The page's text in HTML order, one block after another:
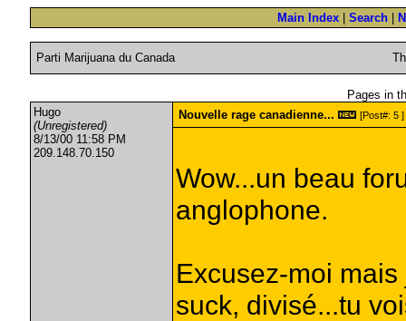
Main Index Search
Parti Marijuana du Canada
Pages in
Hugo
(Unregistered)
8/13/00 11:58 PM
209.148.70.150
Nouvelle rage canadienne... [Post#: 5 ]
Wow...un beau
anglophone.
Excusez-moi
suck, divisé...tu